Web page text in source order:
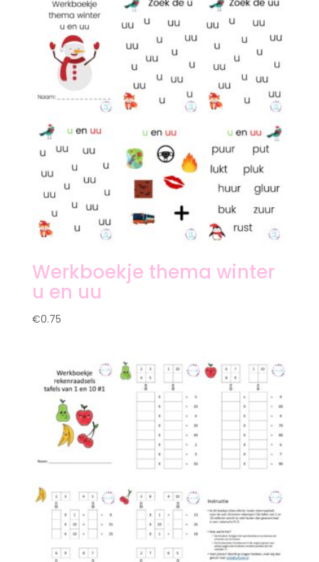
Werkboekje thema winter
u en uu
€0.75